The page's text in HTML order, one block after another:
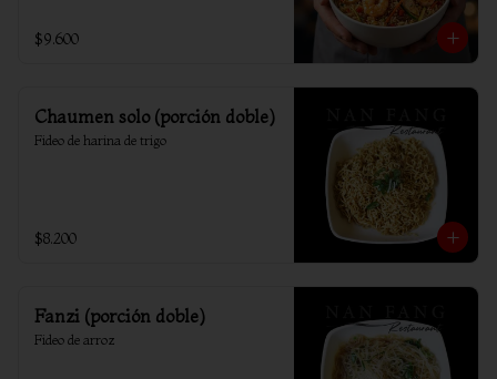
$9.600
Chaumen solo (porción doble)
Fideo de harina de trigo
$8.200
Fanzi (porción doble)
Fideo de arroz